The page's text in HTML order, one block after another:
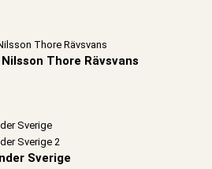
Thore Rävsvans
Sverige